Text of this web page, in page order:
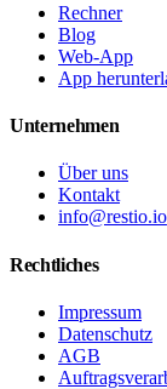
Rechner
Blog
Web-App
App
Unternehmen
Über uns
Kontakt
info@restio.io
Rechtliches
Impressum
Datenschutz
AGB